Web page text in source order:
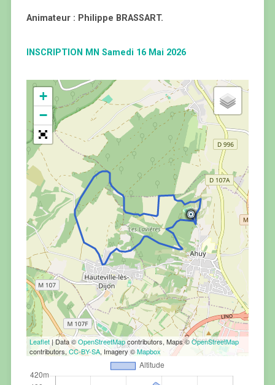
Animateur : Philippe BRASSART.
INSCRIPTION MN Samedi 16 Mai 2026
+
−
Leaflet| Data ©OpenStreetMapcontributors, Maps ©OpenStreetMap
contributors,CC-BY-SA, Imagery ©Mapbox